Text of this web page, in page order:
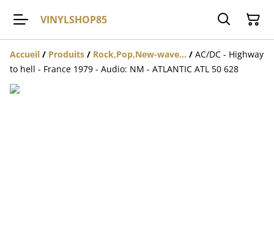
VINYLSHOP85
Accueil / Produits / Rock,Pop,New-wave... / AC/DC - Highway
to hell - France 1979 - Audio: NM - ATLANTIC ATL 50 628